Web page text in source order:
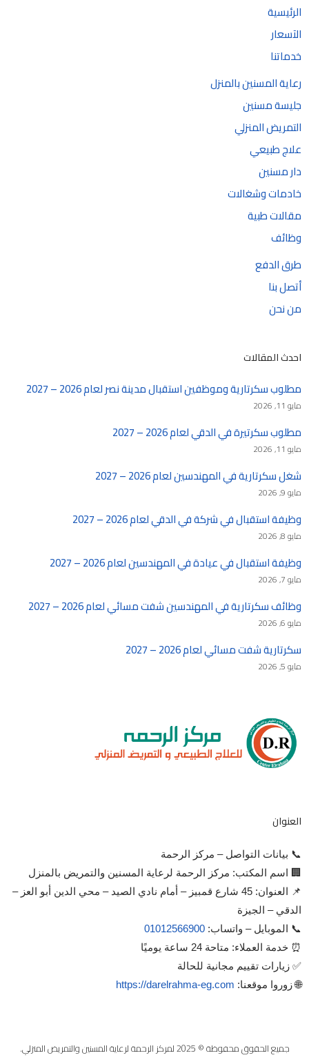
الرئيسية
الآسعار
خدماتنا
رعاية المسنين بالمنزل
جليسة مسنين
التمريض المنزلي
علاج طبيعي
دار مسنين
خادمات وشغالات
مقالات طبية
وظائف
طرق الدفع
أتصل بنا
من نحن
احدث المقالات
مطلوب سكرتارية وموظفين استقبال مدينة نصر لعام 2026 – 2027
مايو 11, 2026
مطلوب سكرتيرة في الدقي لعام 2026 – 2027
مايو 11, 2026
شغل سكرتارية في المهندسين لعام 2026 – 2027
مايو 9, 2026
وظيفة استقبال في شركة في الدقي لعام 2026 – 2027
مايو 8, 2026
وظيفة استقبال في عيادة في المهندسين لعام 2026 – 2027
مايو 7, 2026
وظائف سكرتارية في المهندسين شفت مسائي لعام 2026 – 2027
مايو 6, 2026
سكرتارية شفت مسائي لعام 2026 – 2027
مايو 5, 2026
العنوان
📞 بيانات التواصل – مركز الرحمة
🏢 اسم المكتب: مركز الرحمة لرعاية المسنين والتمريض بالمنزل
📌 العنوان: 45 شارع قمبيز – أمام نادي الصيد – محي الدين أبو العز –
الدقي – الجيزة
📞 الموبايل – واتساب:01012566900
⏰ خدمة العملاء: متاحة 24 ساعة يوميًا
✅ زيارات تقييم مجانية للحالة
🌐 زوروا موقعنا: https://darelrahma-eg.com
جميع الحقوق محفوظة © 2025 لمركز الرحمة لرعاية المسنين والتمريض المنزلي.